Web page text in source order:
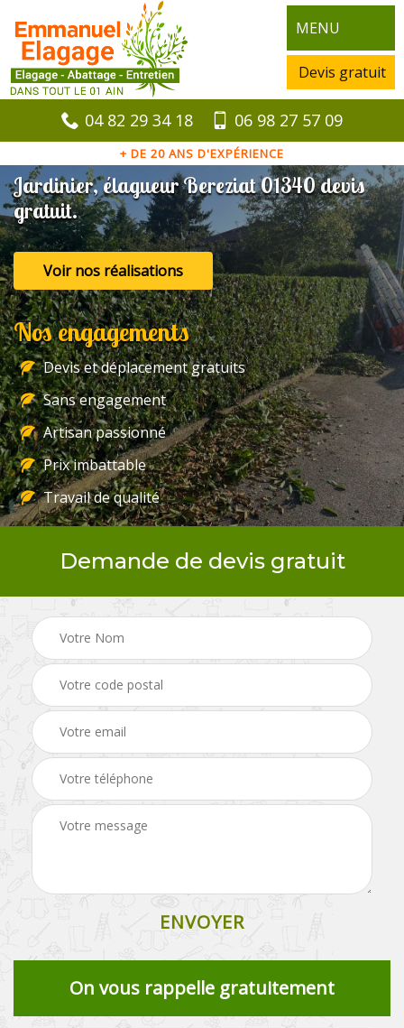
MENU
Devis gratuit
04 82 29 34 18 06 98 27 57 09
+ DE 20 ANS D'EXPÉRIENCE
Jardinier, élagueur Bereziat 01340 devis
gratuit.
Voir nos réalisations
Nos engagements
Devis et déplacement gratuits
Sans engagement
Artisan passionné
Prix imbattable
Travail de qualité
Demande de devis gratuit
On vous rappelle gratuitement